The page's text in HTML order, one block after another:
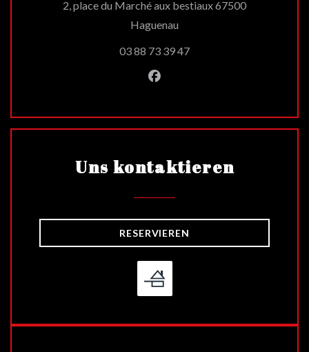
2, place du Marché aux bestiaux 67500
Haguenau
03 88 73 39 47
Facebook ((öffnet ein
Uns kontaktieren
RESERVIEREN